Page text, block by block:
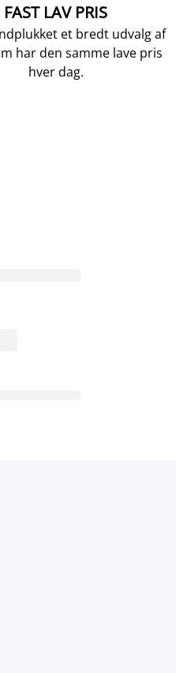
FAST LAV PRIS
et bredt udvalg af
har den samme lave pris
hver dag.